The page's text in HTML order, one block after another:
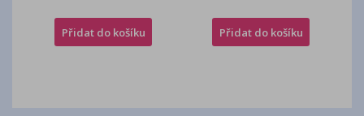
Přidat do košíku Přidat do košíku